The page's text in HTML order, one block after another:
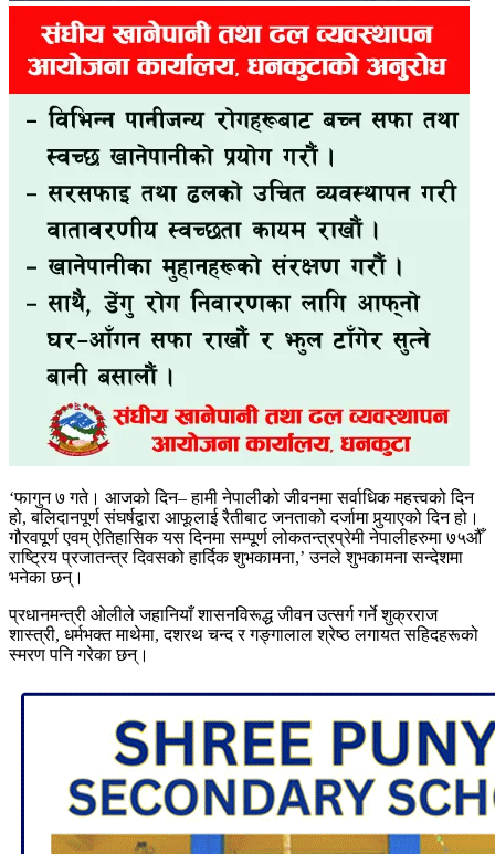
‘फागुन ७ गते। आजको दिन– हामी नेपालीको जीवनमा सर्वाधिक महत्त्वको दिन
हो, बलिदानपूर्ण संघर्षद्वारा आफूलाई रैतीबाट जनताको दर्जामा पुर्‍याएको दिन हो।
गौरवपूर्ण एवम् ऐतिहासिक यस दिनमा सम्पूर्ण लोकतन्त्रप्रेमी नेपालीहरुमा ७५औँ
राष्ट्रिय प्रजातन्त्र दिवसको हार्दिक शुभकामना,’ उनले शुभकामना सन्देशमा
भनेका छन्।
प्रधानमन्त्री ओलीले जहानियाँ शासनविरूद्ध जीवन उत्सर्ग गर्ने शुक्रराज
शास्त्री, धर्मभक्त माथेमा, दशरथ चन्द र गङ्गालाल श्रेष्ठ लगायत सहिदहरूको
स्मरण पनि गरेका छन्।